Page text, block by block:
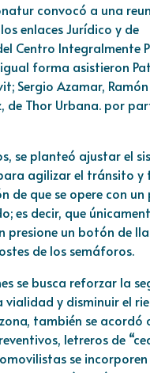
convocó a una
enlaces Jurídico y de
Centro Integralmente
igual forma asistieron
Sergio Azamar,
de Thor Urbana. por
se planteó ajustar el
agilizar el tránsito y
de que se opere con un
es decir, que
presione un botón de
de los semáforos.
se busca reforzar la
vialidad y disminuir el
también se acordó
letreros de
se incorporen